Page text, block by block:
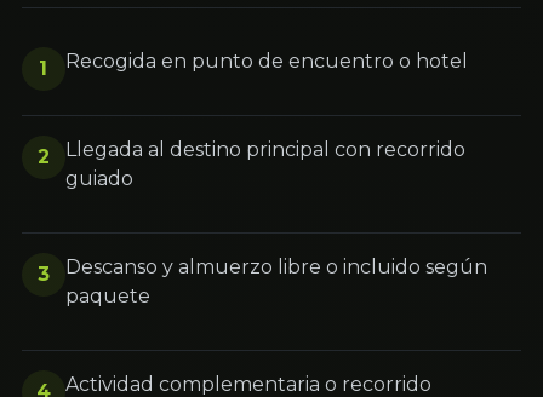
1 Recogida en punto de encuentro o hotel
2
Llegada al destino principal con recorrido
guiado
3
Descanso y almuerzo libre o incluido según
paquete
4
Actividad complementaria o recorrido